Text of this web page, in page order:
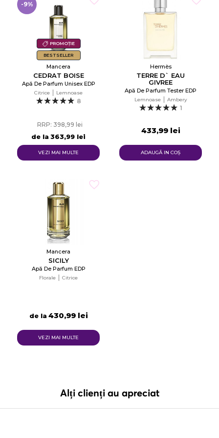
PROMOȚIE
BESTSELLER
-9%
Mancera
CEDRAT BOISE
Apă De Parfum Unisex EDP
Citrice Lemnoase
8
de la
RRP: 398,99 lei
363,99 lei
VEZI MAI MULTE
Hermès
TERRE D` EAU
GIVREE
Apă De Parfum Tester EDP
Lemnoase Ambery
1
433,99 lei
ADAUGĂ IN COŞ
Mancera
SICILY
Apă De Parfum EDP
Florale Citrice
de la 430,99 lei
VEZI MAI MULTE
Alți clienți au apreciat